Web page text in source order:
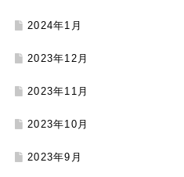
2024年1月
2023年12月
2023年11月
2023年10月
2023年9月